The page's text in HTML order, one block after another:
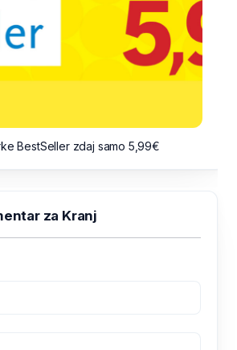
BestSeller zdaj samo 5,99€
za Kranj